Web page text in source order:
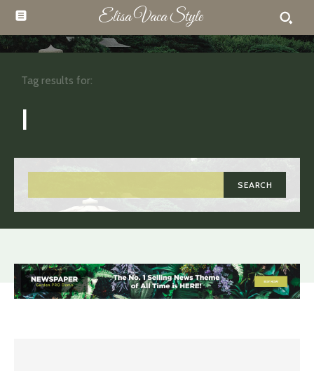
Elisa Vaca Style
I
SEARCH
Tag results for: